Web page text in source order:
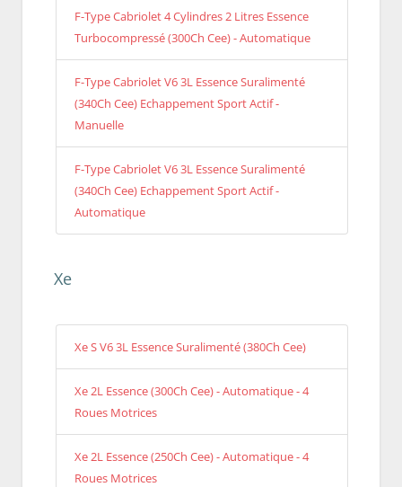
F-Type Cabriolet 4 Cylindres 2 Litres Essence
Turbocompressé (300Ch Cee) - Automatique
F-Type Cabriolet V6 3L Essence Suralimenté
(340Ch Cee) Echappement Sport Actif -
Manuelle
F-Type Cabriolet V6 3L Essence Suralimenté
(340Ch Cee) Echappement Sport Actif -
Automatique
Xe
Xe S V6 3L Essence Suralimenté (380Ch Cee)
Xe 2L Essence (300Ch Cee) - Automatique - 4
Roues Motrices
Xe 2L Essence (250Ch Cee) - Automatique - 4
Roues Motrices